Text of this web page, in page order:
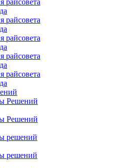
райсовета
райсовета
райсовета
райсовета
райсовета
Решений
Решений
решений
решений